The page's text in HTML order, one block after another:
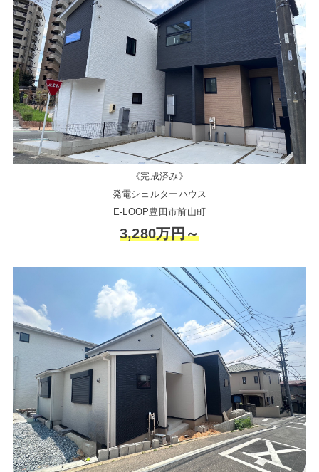
《完成済み》
発電シェルターハウス
E-LOOP豊田市前山町
3,280万円～